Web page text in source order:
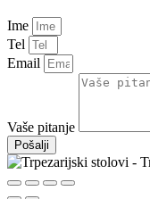
Ime
Tel
Email
Vaše pitanje
Pošalji